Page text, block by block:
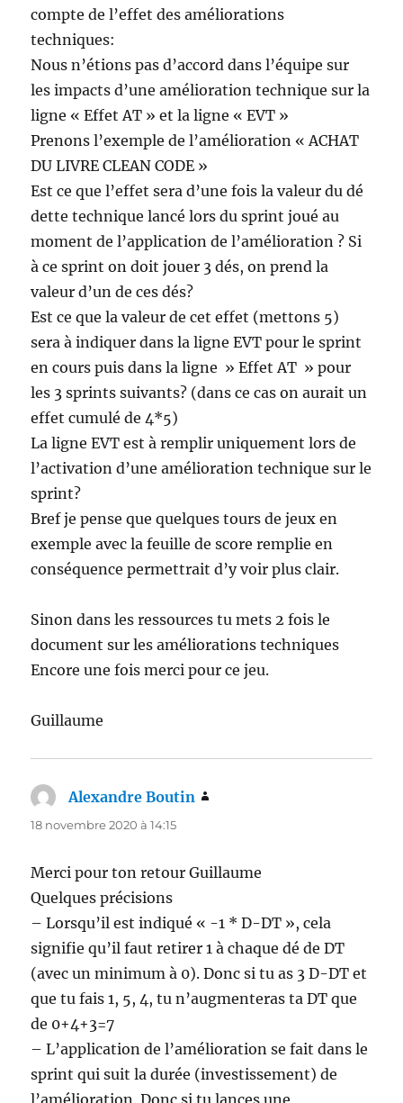
compte de l’effet des améliorations
techniques:
Nous n’étions pas d’accord dans l’équipe sur
les impacts d’une amélioration technique sur la
ligne « Effet AT » et la ligne « EVT »
Prenons l’exemple de l’amélioration « ACHAT
DU LIVRE CLEAN CODE »
Est ce que l’effet sera d’une fois la valeur du dé
dette technique lancé lors du sprint joué au
moment de l’application de l’amélioration ? Si
à ce sprint on doit jouer 3 dés, on prend la
valeur d’un de ces dés?
Est ce que la valeur de cet effet (mettons 5)
sera à indiquer dans la ligne EVT pour le sprint
en cours puis dans la ligne » Effet AT » pour
les 3 sprints suivants? (dans ce cas on aurait un
effet cumulé de 4*5)
La ligne EVT est à remplir uniquement lors de
l’activation d’une amélioration technique sur le
sprint?
Bref je pense que quelques tours de jeux en
exemple avec la feuille de score remplie en
conséquence permettrait d’y voir plus clair.
Sinon dans les ressources tu mets 2 fois le
document sur les améliorations techniques
Encore une fois merci pour ce jeu.
Guillaume
Alexandre Boutin
18 novembre 2020 à 14:15
Merci pour ton retour Guillaume
Quelques précisions
– Lorsqu’il est indiqué « -1 * D-DT », cela
signifie qu’il faut retirer 1 à chaque dé de DT
(avec un minimum à 0). Donc si tu as 3 D-DT et
que tu fais 1, 5, 4, tu n’augmenteras ta DT que
de 0+4+3=7
– L’application de l’amélioration se fait dans le
sprint qui suit la durée (investissement) de